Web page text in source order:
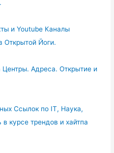
и Youtube Каналы
Открытой Йоги.
Адреса. Открытие и
Ссылок по IT, Наука,
курсе трендов и хайтпа